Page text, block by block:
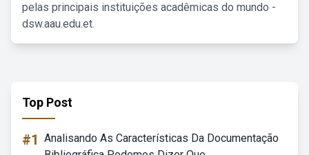
pelas principais instituições acadêmicas do mundo -
dsw.aau.edu.et.
Top Post
#1 Analisando As Características Da Documentação